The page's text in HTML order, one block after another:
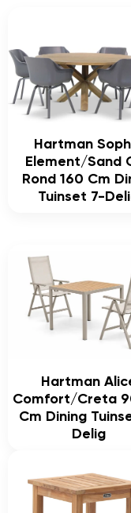
Hartman
Element/Sand
Rond 160 Cm
Tuinset 7-
Hartman
Comfort/Creta
Cm Dining
Delig